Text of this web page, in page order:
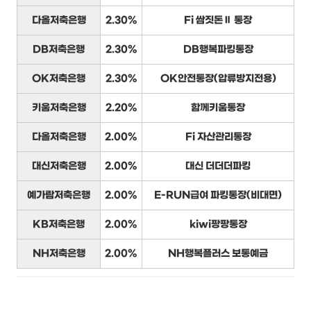
다올저축은행 2.30% Fi 쌈짓돈Ⅱ 통장
DB저축은행 2.30% DB행복파킹통장
OK저축은행 2.30% OK안전통장(압류방지전용)
키움저축은행 2.20% 함께키움통장
다올저축은행 2.00% Fi 자산관리통장
대신저축은행 2.00% 대신 더더더파킹
예가람저축은행 2.00% E-RUN급여 파킹통장(비대면)
KB저축은행 2.00% kiwi팡팡통장
NH저축은행 2.00% NH행복플러스 보통예금